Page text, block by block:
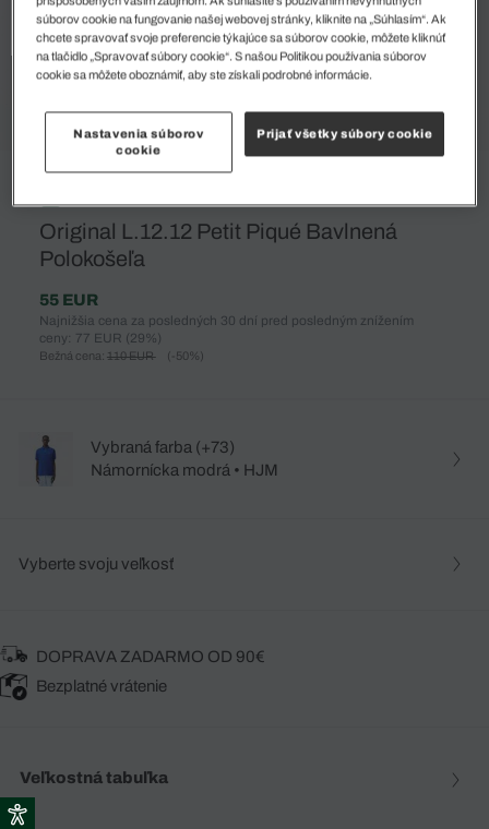
Original L.12.12 Petit Piqué Bavlnená
Polokošeľa
55 EUR
Najnižšia cena za posledných 30 dní pred posledným znížením
ceny: 77 EUR (29%)
Bežná cena: 110 EUR (-50%)
Vybraná farba (+73)
Námornícka modrá • HJM
Vyberte svoju veľkosť
DOPRAVA ZADARMO OD 90€
Bezplatné vrátenie
Veľkostná tabuľka
súborov cookie na fungovanie našej webovej stránky, kliknite na „Súhlasím“. Ak
chcete spravovať svoje preferencie týkajúce sa súborov cookie, môžete kliknúť
na tlačidlo „Spravovať súbory cookie“. S našou Politikou používania súborov
cookie sa môžete oboznámiť, aby ste získali podrobné informácie.
Nastavenia súborov
cookie
Prijať všetky súbory cookie